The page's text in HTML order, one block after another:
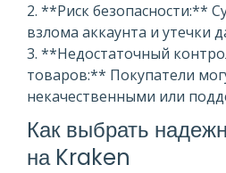
2. **Риск безопасности:**
взлома аккаунта и утечки
3. **Недостаточный
товаров:** Покупатели
некачественными или
Как выбрать
на Kraken